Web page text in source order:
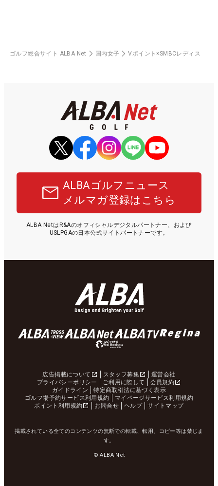
ゴルフ総合サイト ALBA Net 国内女子 Vポイント×SMBCレディス
ALBAゴルフニュース
メルマガ登録はこちら
ALBA NetはR&Aのオフィシャルデジタルパートナー、および
USLPGAの日本公式サイトパートナーです。
広告掲載について スタッフ募集
運営会社
プライバシーポリシー
ご利用に際して
会員規約
ガイドライン
特定商取引法に基づく表示
ゴルフ場予約サービス利用規約
マイページサービス利用規約
ポイント利用規約
お問合せ ヘルプ サイトマップ
掲載されている全てのコンテンツの無断での転載、転用、コピー等は禁じま
す。
© ALBA Net